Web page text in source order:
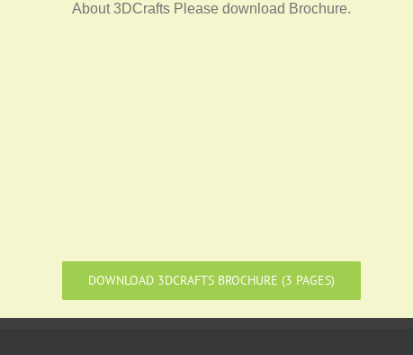
About 3DCrafts Please download Brochure.
DOWNLOAD 3DCRAFTS BROCHURE (3 PAGES)